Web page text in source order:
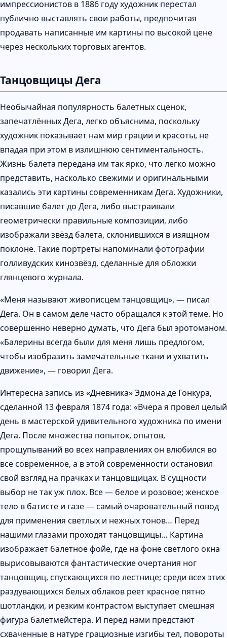
импрессионистов в 1886 году художник перестал
публично выставлять свои работы, предпочитая
продавать написанные им картины по высокой цене
через нескольких торговых агентов.
Танцовщицы Дега
Необычайная популярность балетных сценок,
запечатлённых Дега, легко объяснима, поскольку
художник показывает нам мир грации и красоты, не
впадая при этом в излишнюю сентиментальность.
Жизнь балета передана им так ярко, что легко можно
представить, насколько свежими и оригинальными
казались эти картины современникам Дега. Художники,
писавшие балет до Дега, либо выстраивали
геометрически правильные композиции, либо
изображали звёзд балета, склонившихся в изящном
поклоне. Такие портреты напоминали фотографии
голливудских кинозвёзд, сделанные для обложки
глянцевого журнала.
«Меня называют живописцем танцовщиц», — писал
Дега. Он в самом деле часто обращался к этой теме. Но
совершенно неверно думать, что Дега был эротоманом.
«Балерины всегда были для меня лишь предлогом,
чтобы изобразить замечательные ткани и ухватить
движение», — говорил Дега.
Интересна запись из «Дневника» Эдмона де Гонкура,
сделанной 13 февраля 1874 года: «Вчера я провел целый
день в мастерской удивительного художника по имени
Дега. После множества попыток, опытов,
прощупываний во всех направлениях он влюбился во
все современное, а в этой современности остановил
свой взгляд на прачках и танцовщицах. В сущности
выбор не так уж плох. Все — белое и розовое; женское
тело в батисте и газе — самый очаровательный повод
для применения светлых и нежных тонов… Перед
нашими глазами проходят танцовщицы… Картина
изображает балетное фойе, где на фоне светлого окна
вырисовываются фантастические очертания ног
танцовщиц, спускающихся по лестнице; среди всех этих
раздувающихся белых облаков реет красное пятно
шотландки, и резким контрастом выступает смешная
фигура балетмейстера. И перед нами предстают
схваченные в натуре грациозные изгибы тел, повороты